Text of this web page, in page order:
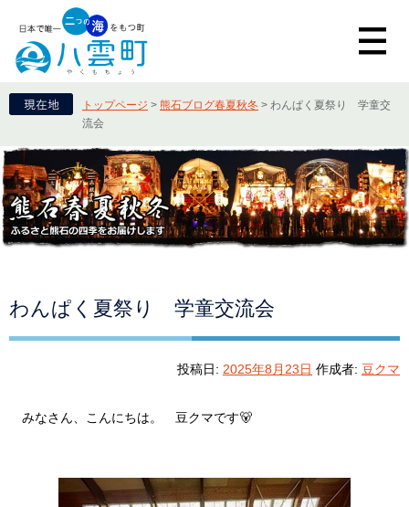
トップページ > 熊石ブログ春夏秋冬 > わんぱく夏祭り 学童交
流会
わんぱく夏祭り 学童交流会
投稿日: 2025年8月23日 作成者: 豆クマ
みなさん、こんにちは。 豆クマです🐻